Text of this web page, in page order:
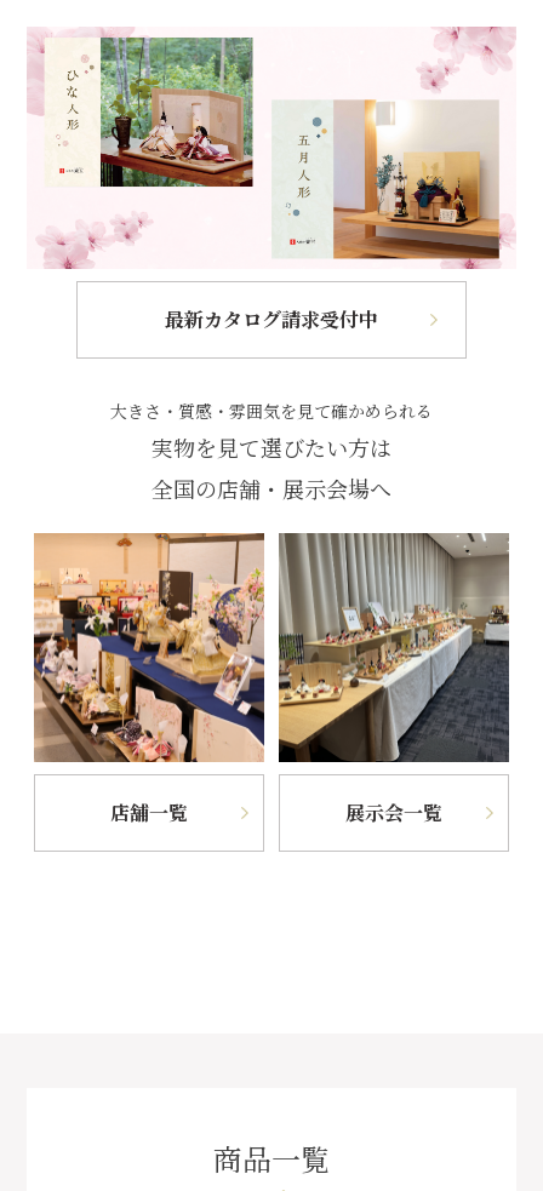
最新カタログ請求受付中
大きさ・質感・雰囲気を見て確かめられる
実物を見て選びたい方は
全国の店舗・展示会場へ
店舗一覧 展示会一覧
商品一覧